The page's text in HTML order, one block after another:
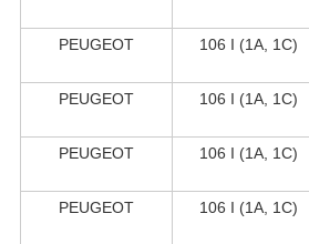
PEUGEOT
106 I (1A, 1C)
PEUGEOT
106 I (1A, 1C)
PEUGEOT
106 I (1A, 1C)
PEUGEOT
106 I (1A, 1C)